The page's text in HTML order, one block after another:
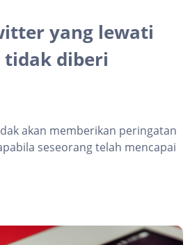
yang lewati
diberi
akan memberikan peringatan
seseorang telah mencapai